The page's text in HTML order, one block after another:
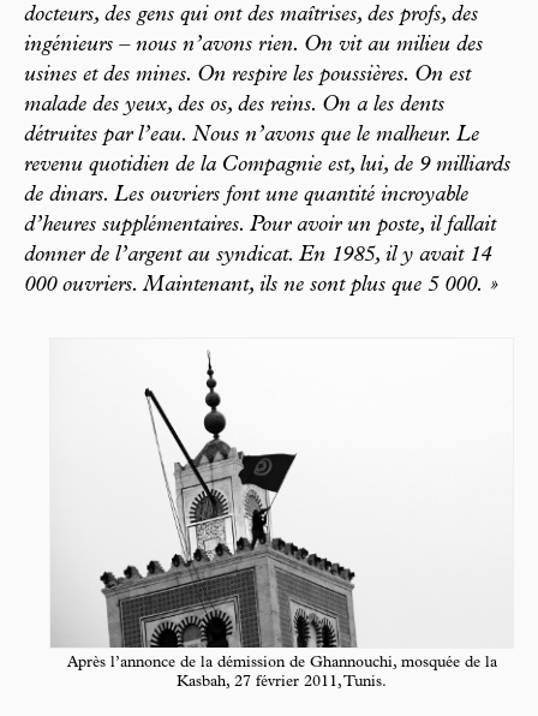
docteurs, des gens qui ont des maîtrises, des profs, des
ingénieurs – nous n’avons rien. On vit au milieu des
usines et des mines. On respire les poussières. On est
malade des yeux, des os, des reins. On a les dents
détruites par l’eau. Nous n’avons que le malheur. Le
revenu quotidien de la Compagnie est, lui, de 9 milliards
de dinars. Les ouvriers font une quantité incroyable
d’heures supplémentaires. Pour avoir un poste, il fallait
donner de l’argent au syndicat. En 1985, il y avait 14
000 ouvriers. Maintenant, ils ne sont plus que 5 000. »
Après l’annonce de la démission de Ghannouchi, mosquée de la
Kasbah, 27 février 2011, Tunis.